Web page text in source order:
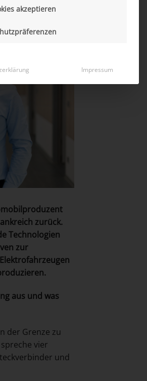
zurück.
Technologien
zur
aus und was
der Grenze zu
vier
und
akzeptieren
Impressum